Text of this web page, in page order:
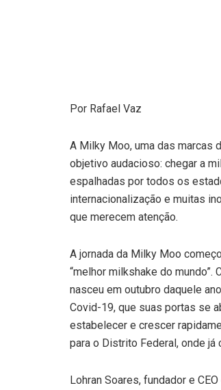
Por Rafael Vaz
A Milky Moo, uma das marcas
objetivo audacioso: chegar a
espalhadas por todos os
internacionalização e muitas
que merecem atenção.
A jornada da Milky Moo
“melhor milkshake do mundo”.
nasceu em outubro daquele
Covid-19, que suas portas se
estabelecer e crescer
para o Distrito Federal, onde já
Lohran Soares, fundador e